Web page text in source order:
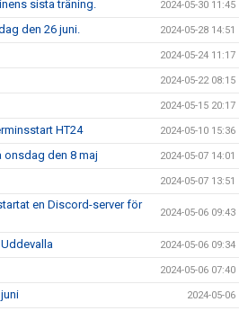
sista träning. 2024-05-30 11:45
den 26 juni. 2024-05-28 14:51
2024-05-24 11:17
2024-05-22 08:15
2024-05-15 20:17
HT24 2024-05-10 15:36
onsdag den 8 maj 2024-05-07 14:01
2024-05-07 13:51
en Discord-server för
2024-05-06 09:43
2024-05-06 09:34
2024-05-06 07:40
2024-05-06